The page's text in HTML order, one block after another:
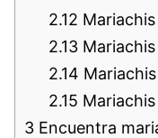
2.12
2.13
2.14
2.15
3 Encuentra